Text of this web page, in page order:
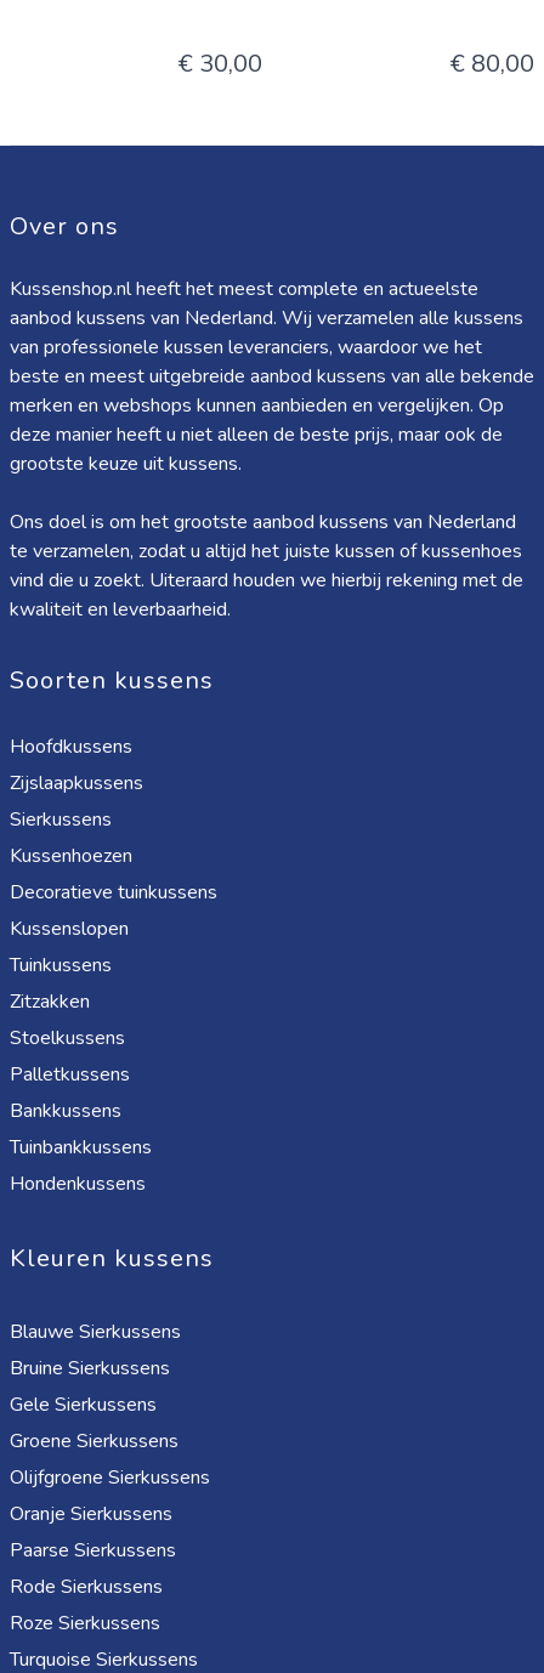
€ 30,00 € 80,00
Over ons
Kussenshop.nl heeft het meest complete en actueelste
aanbod kussens van Nederland. Wij verzamelen alle kussens
van professionele kussen leveranciers, waardoor we het
beste en meest uitgebreide aanbod kussens van alle bekende
merken en webshops kunnen aanbieden en vergelijken. Op
deze manier heeft u niet alleen de beste prijs, maar ook de
grootste keuze uit kussens.
Ons doel is om het grootste aanbod kussens van Nederland
te verzamelen, zodat u altijd het juiste kussen of kussenhoes
vind die u zoekt. Uiteraard houden we hierbij rekening met de
kwaliteit en leverbaarheid.
Soorten kussens
Hoofdkussens
Zijslaapkussens
Sierkussens
Kussenhoezen
Decoratieve tuinkussens
Kussenslopen
Tuinkussens
Zitzakken
Stoelkussens
Palletkussens
Bankkussens
Tuinbankkussens
Hondenkussens
Kleuren kussens
Blauwe Sierkussens
Bruine Sierkussens
Gele Sierkussens
Groene Sierkussens
Olijfgroene Sierkussens
Oranje Sierkussens
Paarse Sierkussens
Rode Sierkussens
Roze Sierkussens
Turquoise Sierkussens